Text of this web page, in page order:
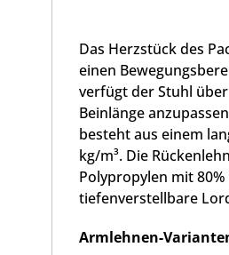
Das Herzstück des
einen
verfügt der Stuhl
Beinlänge
besteht aus einem
kg/m³. Die
Polypropylen mit
tiefenverstellbare
Armlehnen-